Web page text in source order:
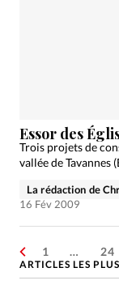
Essor des
Trois projets de
vallée de Tavannes
La rédaction de
16 Fév 2009
1 … 24
ARTICLES LES